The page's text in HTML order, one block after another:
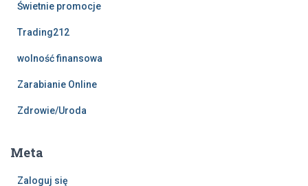
Świetnie promocje
Trading212
wolność finansowa
Zarabianie Online
Zdrowie/Uroda
Meta
Zaloguj się